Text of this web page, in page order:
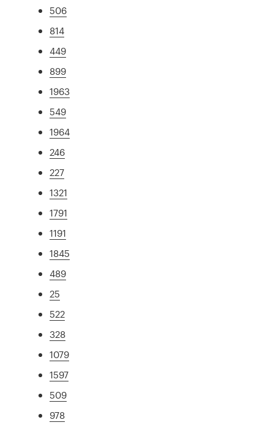
506
814
449
899
1963
549
1964
246
227
1321
1791
1191
1845
489
25
522
328
1079
1597
509
978